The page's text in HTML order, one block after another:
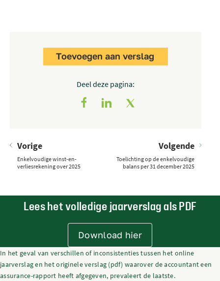
Toevoegen aan verslag
Deel deze pagina:
Volgende
Toelichting op de enkelvoudige
balans per 31 december 2025
Vorige
Enkelvoudige winst-en-
verliesrekening over 2025
Lees het volledige jaarverslag als PDF
Download hier
In het geval van verschillen of inconsistenties tussen het online
jaarverslag en het originele verslag (pdf) waarover de accountant een
assurance-rapport heeft afgegeven, prevaleert de laatste.